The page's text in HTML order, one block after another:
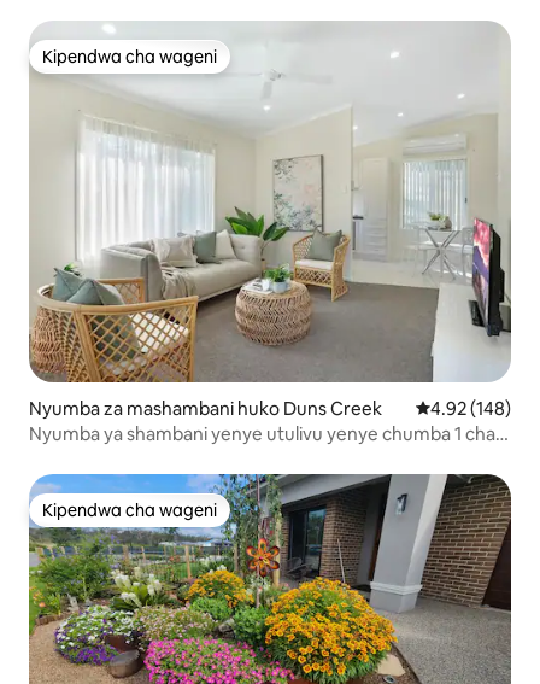
Kipendwa cha wageni
Kipendwa cha wageni
Nyumba za mashambani huko Duns Creek Ukadiriaji wa
4.92 (148)
Nyumba ya shambani yenye utulivu yenye chumba 1 cha
Kipendwa cha wageni
Kipendwa cha wageni